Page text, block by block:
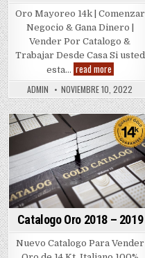
Oro Mayoreo 14k | Comenzar
Negocio & Gana Dinero |
Vender Por Catalogo &
Trabajar Desde Casa Si usted
esta… read moreOro
Mayoreo
|
Venta
Por
Gramo
|
14
kilates
ADMIN NOVIEMBRE 10, 2022
in
Catalogo Oro 2018 – 2019
Nuevo Catalogo Para Vender